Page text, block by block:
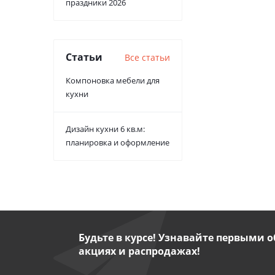
праздники 2026
Статьи Все статьи
Компоновка мебели для
кухни
Дизайн кухни 6 кв.м:
планировка и оформление
Будьте в курсе! Узнавайте первыми
акциях и распродажах!